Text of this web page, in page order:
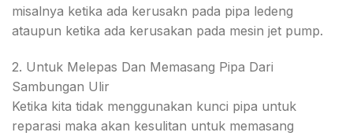
misalnya ketika ada kerusakn pada pipa ledeng
ataupun ketika ada kerusakan pada mesin jet pump.
2. Untuk Melepas Dan Memasang Pipa Dari
Sambungan Ulir
Ketika kita tidak menggunakan kunci pipa untuk
reparasi maka akan kesulitan untuk memasang